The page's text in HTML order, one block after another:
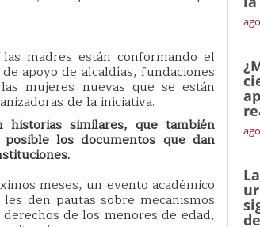
madres están conformando el
apoyo de alcaldías, fundaciones
mujeres nuevas que se están
de la iniciativa.
similares, que también
los documentos que dan
meses, un evento académico
den pautas sobre mecanismos
de los menores de edad,